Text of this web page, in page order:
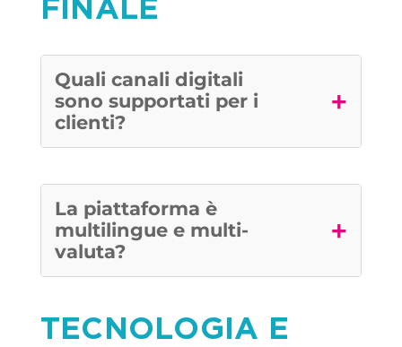
FINALE
Quali canali digitali
sono supportati per i
clienti?
+
La piattaforma è
multilingue e multi-
valuta?
+
TECNOLOGIA E